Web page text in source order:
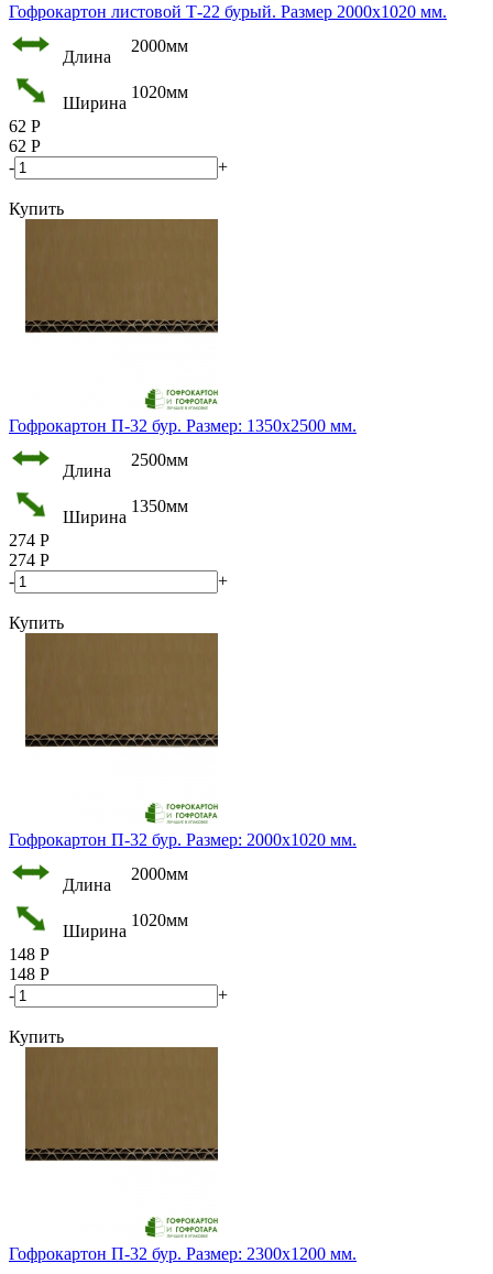
Гофрокартон листовой Т-22 бурый. Размер 2000х1020 мм.
Длина
2000мм
Ширина
1020мм
62 Р
62 Р
-
+
Купить
Гофрокартон П-32 бур. Размер: 1350х2500 мм.
Длина
2500мм
Ширина
1350мм
274 Р
274 Р
-
+
Купить
Гофрокартон П-32 бур. Размер: 2000х1020 мм.
Длина
2000мм
Ширина
1020мм
148 Р
148 Р
-
+
Купить
Гофрокартон П-32 бур. Размер: 2300х1200 мм.